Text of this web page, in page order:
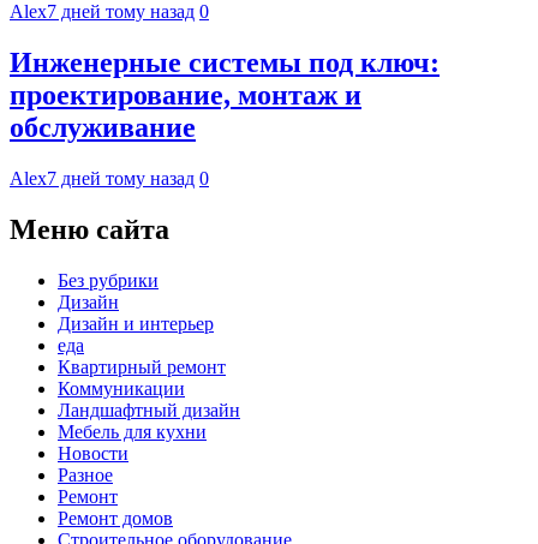
Alex7 дней тому назад 0
Инженерные системы под ключ:
проектирование, монтаж и
обслуживание
Alex7 дней тому назад 0
Меню сайта
Без рубрики
Дизайн
Дизайн и интерьер
еда
Квартирный ремонт
Коммуникации
Ландшафтный дизайн
Мебель для кухни
Новости
Разное
Ремонт
Ремонт домов
Строительное оборудование